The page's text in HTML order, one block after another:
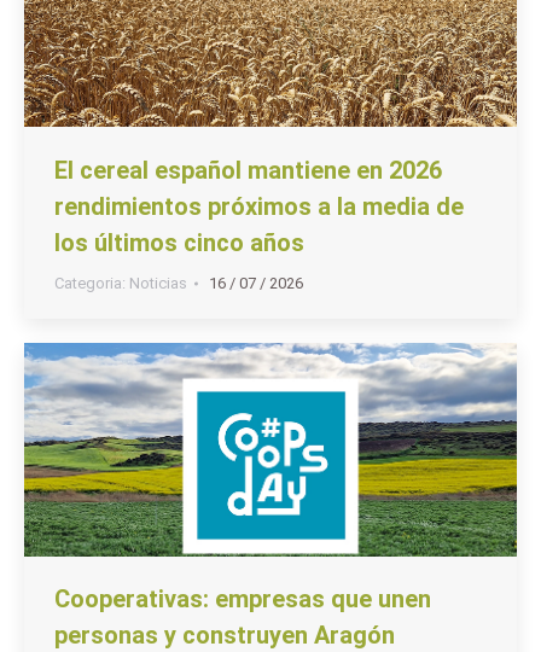
El cereal español mantiene en 2026
rendimientos próximos a la media de
los últimos cinco años
Categoria: Noticias 16 / 07 / 2026
Cooperativas: empresas que unen
personas y construyen Aragón